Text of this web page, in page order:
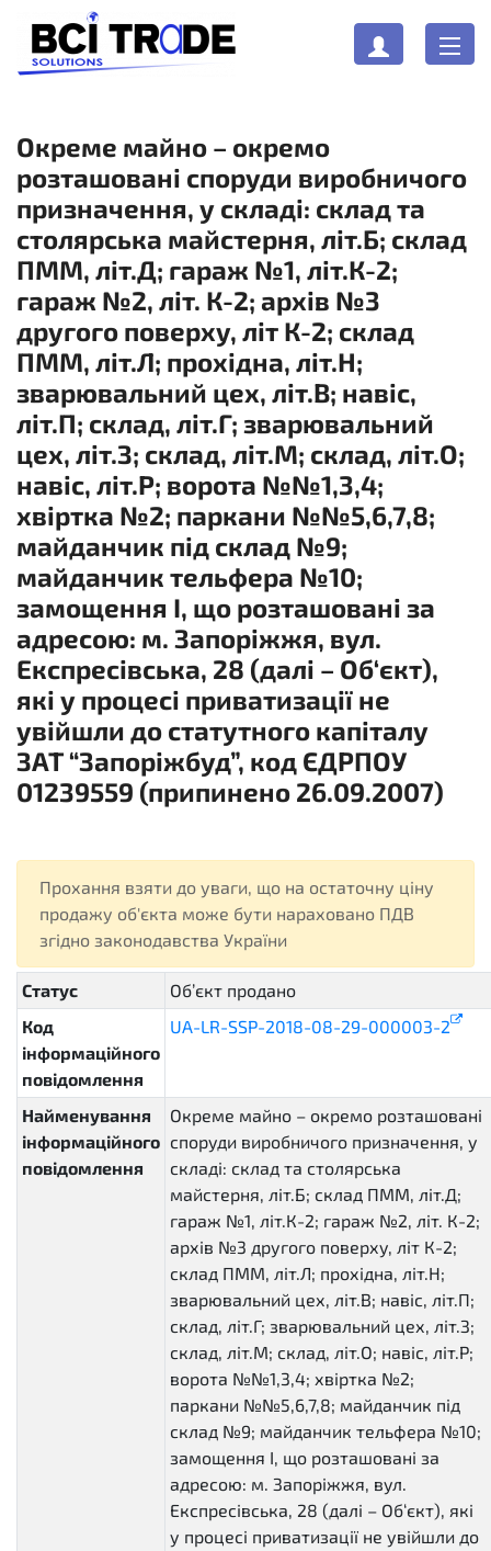
Окреме майно – окремо
розташовані споруди виробничого
призначення, у складі: склад та
столярська майстерня, літ.Б; склад
ПММ, літ.Д; гараж №1, літ.К-2;
гараж №2, літ. К-2; архів №3
другого поверху, літ К-2; склад
ПММ, літ.Л; прохідна, літ.Н;
зварювальний цех, літ.В; навіс,
літ.П; склад, літ.Г; зварювальний
цех, літ.З; склад, літ.М; склад, літ.О;
навіс, літ.Р; ворота №№1,3,4;
хвіртка №2; паркани №№5,6,7,8;
майданчик під склад №9;
майданчик тельфера №10;
замощення І, що розташовані за
адресою: м. Запоріжжя, вул.
Експресівська, 28 (далі – Об‘єкт),
які у процесі приватизації не
увійшли до статутного капіталу
ЗАТ “Запоріжбуд”, код ЄДРПОУ
01239559 (припинено 26.09.2007)
Прохання взяти до уваги, що на остаточну ціну
продажу об'єкта може бути нараховано ПДВ
згідно законодавства України
Статус Об’єкт продано
Код
інформаційного
повідомлення
UA-LR-SSP-2018-08-29-000003-2
Найменування
інформаційного
повідомлення
Окреме майно – окремо розташовані
споруди виробничого призначення, у
складі: склад та столярська
майстерня, літ.Б; склад ПММ, літ.Д;
гараж №1, літ.К-2; гараж №2, літ. К-2;
архів №3 другого поверху, літ К-2;
склад ПММ, літ.Л; прохідна, літ.Н;
зварювальний цех, літ.В; навіс, літ.П;
склад, літ.Г; зварювальний цех, літ.З;
склад, літ.М; склад, літ.О; навіс, літ.Р;
ворота №№1,3,4; хвіртка №2;
паркани №№5,6,7,8; майданчик під
склад №9; майданчик тельфера №10;
замощення І, що розташовані за
адресою: м. Запоріжжя, вул.
Експресівська, 28 (далі – Об‘єкт), які
у процесі приватизації не увійшли до